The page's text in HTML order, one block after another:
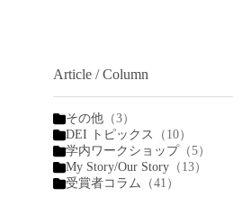
Article / Column
その他 （3）
DEI トピックス
（10）
学内ワークショップ （5）
My Story/Our Story （13）
受賞者コラム （41）